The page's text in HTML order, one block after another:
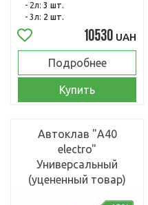
- 2л: 3 шт.
- 3л: 2 шт.
10530 UAH
Подробнее
Купить
Автоклав "А40
electro"
Универсальный
(уцененный товар)